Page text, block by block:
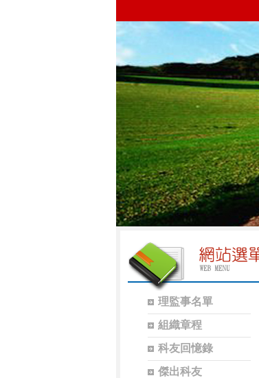
理監事名單
組織章程
科友回憶錄
傑出科友